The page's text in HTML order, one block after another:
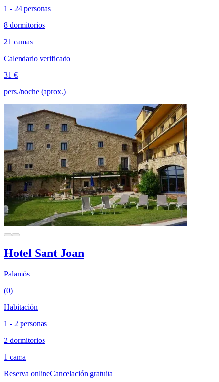
1 - 24 personas
8 dormitorios
21 camas
Calendario verificado
31 €
pers./noche (aprox.)
Hotel Sant Joan
Palamós
(0)
Habitación
1 - 2 personas
2 dormitorios
1 cama
Reserva onlineCancelación gratuita